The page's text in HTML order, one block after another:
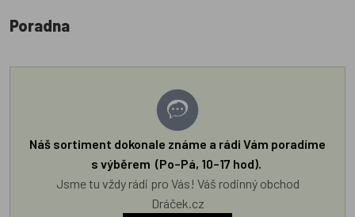
Poradna
Náš sortiment dokonale známe a rádi Vám poradíme
s výběrem (Po–Pá, 10–17 hod).
Jsme tu vždy rádi pro Vás! Váš rodinný obchod
Dráček.cz